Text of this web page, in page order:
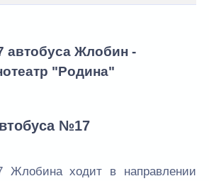
автобуса Жлобин -
"Родина"
№17
ходит в направлении